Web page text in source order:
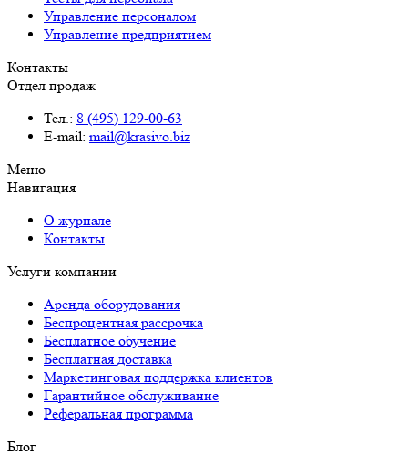
Управление персоналом
Управление предприятием
Контакты
Отдел продаж
Тел.: 8 (495) 129-00-63
E-mail: mail@krasivo.biz
Меню
Навигация
О журнале
Контакты
Услуги компании
Аренда оборудования
Беспроцентная рассрочка
Бесплатное обучение
Бесплатная доставка
Маркетинговая поддержка клиентов
Гарантийное обслуживание
Реферальная программа
Блог